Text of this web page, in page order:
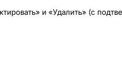
и «Удалить» (с